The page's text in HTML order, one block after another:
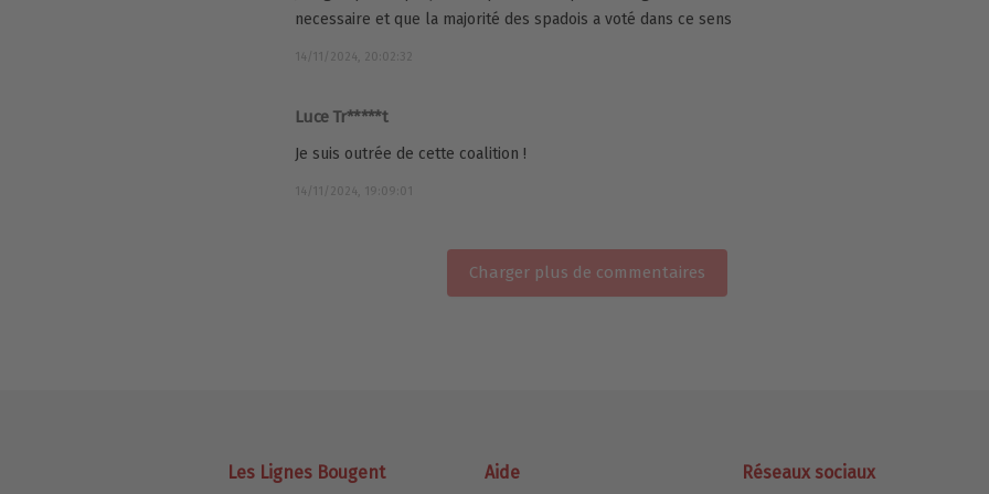
necessaire et que la majorité des spadois a voté dans ce sens
14/11/2024, 20:02:32
Luce Tr*****t
Je suis outrée de cette coalition !
14/11/2024, 19:09:01
Charger plus de commentaires
Les Lignes Bougent Aide Réseaux sociaux